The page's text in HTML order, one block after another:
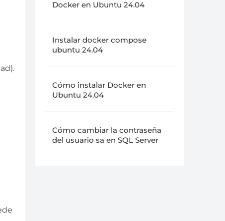
Docker en Ubuntu 24.04
Instalar docker compose
ubuntu 24.04
Cómo instalar Docker en
Ubuntu 24.04
Cómo cambiar la contraseña
del usuario sa en SQL Server